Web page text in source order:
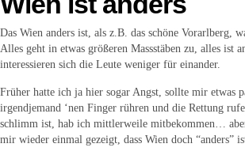
Das Wien anders ist, als z.B. das schöne Vorarlberg,
Alles geht in etwas größeren Massstäben zu, alles ist
interessieren sich die Leute weniger für einander.
Früher hatte ich ja hier sogar Angst, sollte mir etwas
irgendjemand ‘nen Finger rühren und die Rettung
schlimm ist, hab ich mittlerweile mitbekommen…
mir wieder einmal gezeigt, dass Wien doch “anders”